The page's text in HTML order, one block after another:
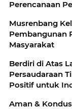
Perencanaan
Musrenbang
Pembangunan
Masyarakat
Berdiri di Atas
Persaudaraan
Positif untuk
Aman &